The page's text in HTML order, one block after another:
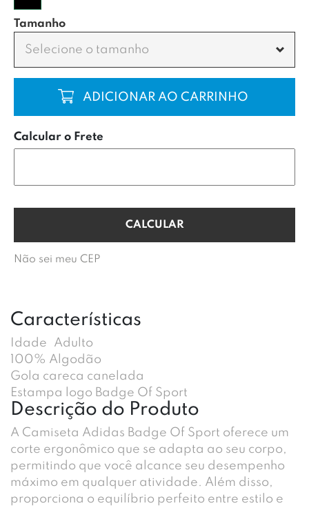
Tamanho
Selecione o tamanho
COMPRAR
Calcular o Frete
Não sei meu CEP
Características
Idade
Adulto
100% Algodão
Gola careca canelada
Estampa logo Badge Of Sport
Descrição do Produto
A Camiseta Adidas Badge Of Sport oferece um
corte ergonômico que se adapta ao seu corpo,
permitindo que você alcance seu desempenho
máximo em qualquer atividade. Além disso,
proporciona o equilíbrio perfeito entre estilo e